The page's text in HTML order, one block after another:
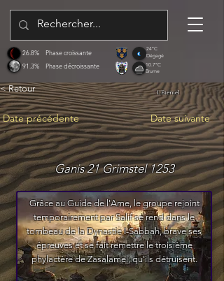
91.3%
26.8%
Phase décroissante
Phase croissante
24°C
Dégagé
10.7°C
Brume
< Retour
Date précédente
L'Eternel
Date suivante
Ganis 21 Grimstel 1253
Grâce au Guide de l'Ame, le groupe rejoint
temporairement par Salif se rend dans le
tombeau de la Dynastie I-Sabbah, brave ses
épreuves et se fait remettre le troisième
phylactère de Zasalamel, qu'ils détruisent.